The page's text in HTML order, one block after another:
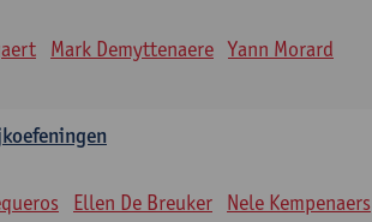
Mark Demyttenaere Yann Morard
Ellen De Breuker
Nele Kempenaers